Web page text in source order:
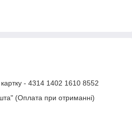
- 4314 1402 1610 8552
(Оплата при отриманні)